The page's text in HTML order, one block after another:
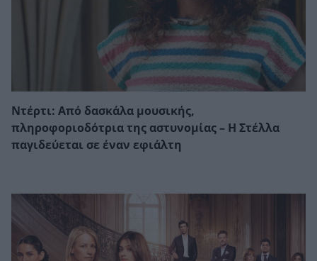
Ντέρτι: Από δασκάλα μουσικής,
πληροφοριοδότρια της αστυνομίας – Η Στέλλα
παγιδεύεται σε έναν εφιάλτη